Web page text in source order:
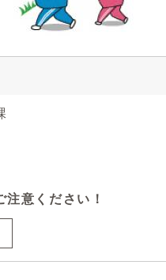
意ください！